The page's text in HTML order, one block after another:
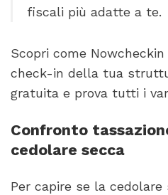
fiscali più adatte a te.
Scopri come
check-in della tua
gratuita e prova tutti i
Confronto
cedolare secca
Per capire se la cedolare